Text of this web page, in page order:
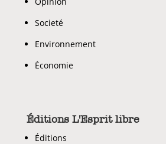
Societé
Environnement
Économie
Éditions L'Esprit libre
Éditions